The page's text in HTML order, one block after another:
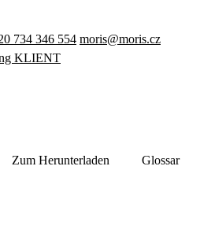
734 346 554 moris@moris.cz
KLIENT
Zum Herunterladen Glossar